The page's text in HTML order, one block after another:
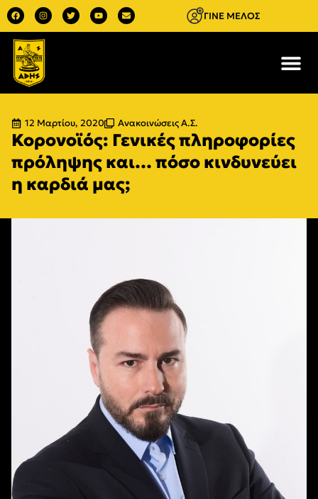
ΓΙΝΕ ΜΕΛΟΣ
12 Μαρτίου, 2020 Ανακοινώσεις Α.Σ.
Κορονοϊός: Γενικές πληροφορίες
πρόληψης και… πόσο κινδυνεύει
η καρδιά μας;